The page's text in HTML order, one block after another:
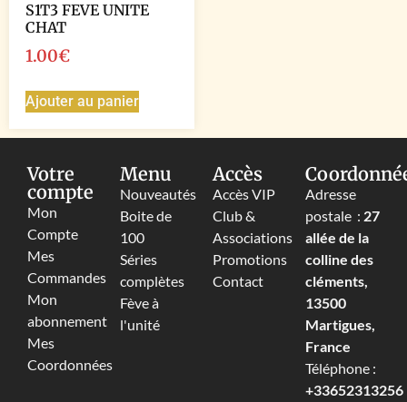
S1T3 FEVE UNITE
CHAT
1.00€
Ajouter au panier
Votre
compte
Mon
Compte
Mes
Commandes
Mon
abonnement
Mes
Coordonnées
Menu
Nouveautés
Boite de
100
Séries
complètes
Fève à
l'unité
Accès
Accès VIP
Club &
Associations
Promotions
Contact
Adresse
postale : 27
allée de la
colline des
cléments,
13500
Martigues,
France
Téléphone :
+33652313256‬